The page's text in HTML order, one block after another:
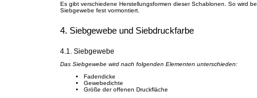
Es gibt verschiedene Herstellungsformen dieser Schablonen. So wird
Siebgewebe fest vormontiert.
4. Siebgewebe und Siebdruckfarbe
4.1. Siebgewebe
Das Siebgewebe wird nach folgenden Elementen unterschieden:
Fadendicke
Gewebedichte
Größe der offenen Druckfläche